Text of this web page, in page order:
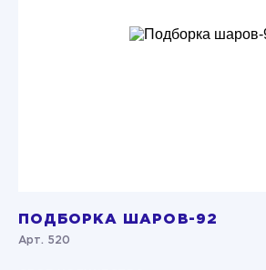
ПОДБОРКА ШАРОВ-92
Арт. 520